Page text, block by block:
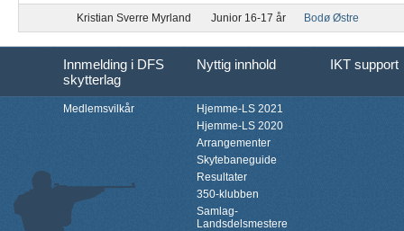
Kristian Sverre Myrland Junior 16-17 år Bodø Østre
Innmelding i DFS
skytterlag
Nyttig innhold IKT support
Medlemsvilkår
Hjemme-LS 2021
Hjemme-LS 2020
Arrangementer
Skytebaneguide
Resultater
350-klubben
Samlag-
Landsdelsmestere